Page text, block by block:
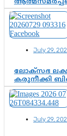
മാതാ
ആഘോഷം
July 29,
ലോക്സഭ
കരുനീക്കി
രാജീവ്
ശോഭാJuly 29,